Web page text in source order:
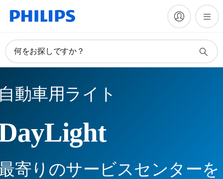
何をお探しですか？
動車用ライト
寄りのサービスセンターを